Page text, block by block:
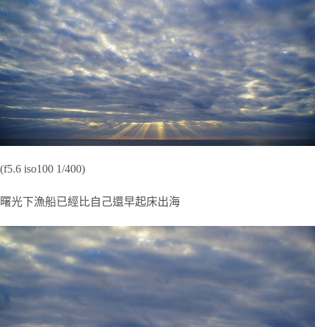
(f5.6 iso100 1/400)
曙光下漁船已經比自己還早起床出海